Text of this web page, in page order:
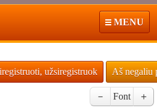
MENU
užsiregistruok Aš negaliu
－ Font ＋